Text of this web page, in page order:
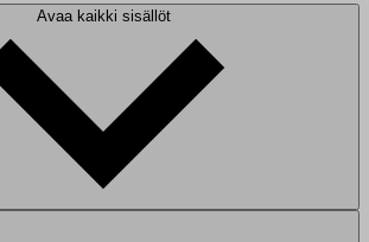
Avaa kaikki sisällöt